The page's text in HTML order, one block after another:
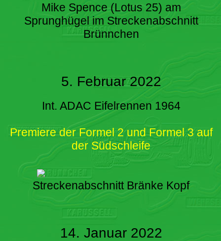
Mike Spence (Lotus 25) am
Sprunghügel im Streckenabschnitt
Brünnchen
5. Februar 2022
Int. ADAC Eifelrennen 1964
Premiere der Formel 2 und Formel 3 auf
der Südschleife
Streckenabschnitt Bränke Kopf
14. Januar 2022